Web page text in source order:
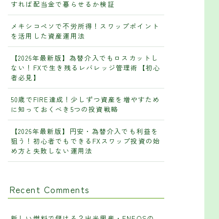
すれば配当金で暮らせるか検証
メキシコペソで不労所得！スワップポイント
を活用した資産運用法
【2026年最新版】為替介入でもロスカットし
ない！FXで生き残るレバレッジ管理術【初心
者必見】
50歳でFIRE達成！少しずつ資産を増やすため
に知っておくべき5つの投資戦略
【2026年最新版】円安・為替介入でも利益を
狙う！初心者でもできるFXスワップ投資の始
め方と失敗しない運用法
Recent Comments